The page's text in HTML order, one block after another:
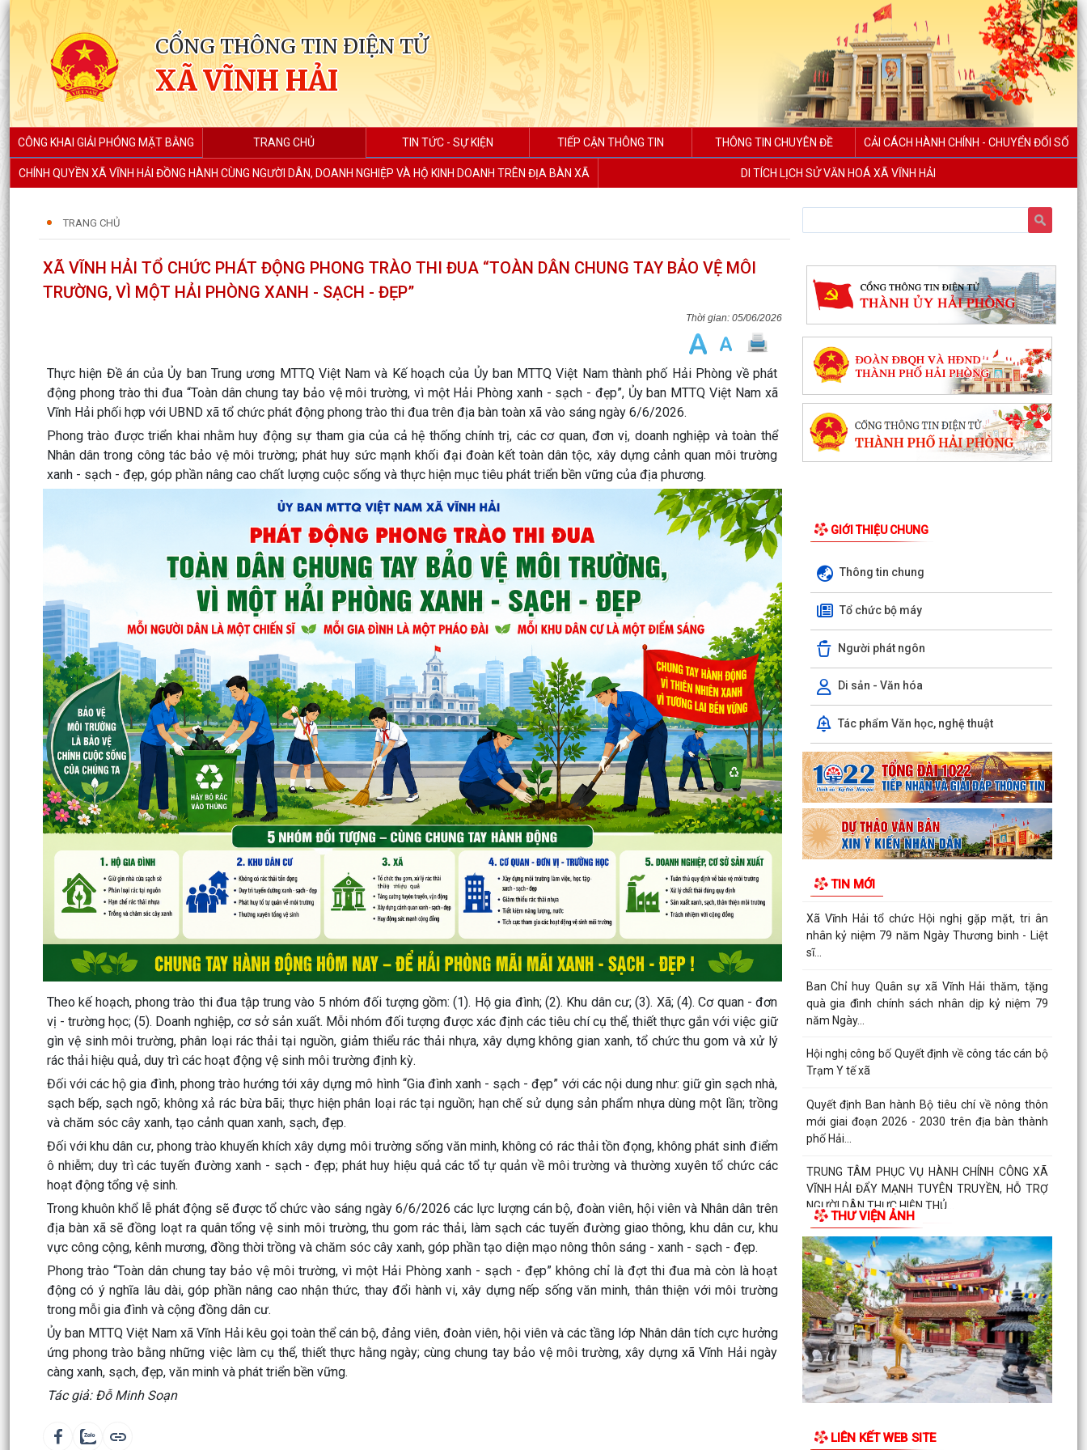
CỔNG THÔNG TIN ĐIỆN TỬ
XÃ VĨNH HẢI
CÔNG KHAI GIẢI PHÓNG MẶT BẰNG TRANG CHỦ TIN TỨC - SỰ KIỆN TIẾP CẬN THÔNG TIN THÔNG TIN CHUYÊN ĐỀ CẢI CÁCH HÀNH CHÍNH - CHUYỂN ĐỔI SỐ
CHÍNH QUYỀN XÃ VĨNH HẢI ĐỒNG HÀNH CÙNG NGƯỜI DÂN, DOANH NGHIỆP VÀ HỘ KINH DOANH TRÊN ĐỊA BÀN XÃ DI TÍCH LỊCH SỬ VĂN HOÁ XÃ VĨNH HẢI
TRANG CHỦ
XÃ VĨNH HẢI TỔ CHỨC PHÁT ĐỘNG PHONG TRÀO THI ĐUA “TOÀN DÂN CHUNG TAY BẢO VỆ MÔI
TRƯỜNG, VÌ MỘT HẢI PHÒNG XANH - SẠCH - ĐẸP”
05/06/2026
Thực hiện Đề án của Ủy ban Trung ương MTTQ Việt Nam và Kế hoạch của Ủy ban MTTQ Việt Nam thành phố Hải Phòng về phát
động phong trào thi đua “Toàn dân chung tay bảo vệ môi trường, vì một Hải Phòng xanh - sạch - đẹp”, Ủy ban MTTQ Việt Nam xã
Vĩnh Hải phối hợp với UBND xã tổ chức phát động phong trào thi đua trên địa bàn toàn xã vào sáng ngày 6/6/2026.
Phong trào được triển khai nhằm huy động sự tham gia của cả hệ thống chính trị, các cơ quan, đơn vị, doanh nghiệp và toàn thể
Nhân dân trong công tác bảo vệ môi trường; phát huy sức mạnh khối đại đoàn kết toàn dân tộc, xây dựng cảnh quan môi trường
xanh - sạch - đẹp, góp phần nâng cao chất lượng cuộc sống và thực hiện mục tiêu phát triển bền vững của địa phương.
Theo kế hoạch, phong trào thi đua tập trung vào 5 nhóm đối tượng gồm: (1). Hộ gia đình; (2). Khu dân cư; (3). Xã; (4). Cơ quan - đơn
vị - trường học; (5). Doanh nghiệp, cơ sở sản xuất. Mỗi nhóm đối tượng được xác định các tiêu chí cụ thể, thiết thực gắn với việc giữ
gìn vệ sinh môi trường, phân loại rác thải tại nguồn, giảm thiểu rác thải nhựa, xây dựng không gian xanh, tổ chức thu gom và xử lý
rác thải hiệu quả, duy trì các hoạt động vệ sinh môi trường định kỳ.
Đối với các hộ gia đình, phong trào hướng tới xây dựng mô hình “Gia đình xanh - sạch - đẹp” với các nội dung như: giữ gìn sạch nhà,
sạch bếp, sạch ngõ; không xả rác bừa bãi; thực hiện phân loại rác tại nguồn; hạn chế sử dụng sản phẩm nhựa dùng một lần; trồng
và chăm sóc cây xanh, tạo cảnh quan xanh, sạch, đẹp.
Đối với khu dân cư, phong trào khuyến khích xây dựng môi trường sống văn minh, không có rác thải tồn đọng, không phát sinh điểm
ô nhiễm; duy trì các tuyến đường xanh - sạch - đẹp; phát huy hiệu quả các tổ tự quản về môi trường và thường xuyên tổ chức các
hoạt động tổng vệ sinh.
Trong khuôn khổ lễ phát động sẽ được tổ chức vào sáng ngày 6/6/2026 các lực lượng cán bộ, đoàn viên, hội viên và Nhân dân trên
địa bàn xã sẽ đồng loạt ra quân tổng vệ sinh môi trường, thu gom rác thải, làm sạch các tuyến đường giao thông, khu dân cư, khu
vực công cộng, kênh mương, đồng thời trồng và chăm sóc cây xanh, góp phần tạo diện mạo nông thôn sáng - xanh - sạch - đẹp.
Phong trào “Toàn dân chung tay bảo vệ môi trường, vì một Hải Phòng xanh - sạch - đẹp” không chỉ là đợt thi đua mà còn là hoạt
động có ý nghĩa lâu dài, góp phần nâng cao nhận thức, thay đổi hành vi, xây dựng nếp sống văn minh, thân thiện với môi trường
trong mỗi gia đình và cộng đồng dân cư.
Ủy ban MTTQ Việt Nam xã Vĩnh Hải kêu gọi toàn thể cán bộ, đảng viên, đoàn viên, hội viên và các tầng lớp Nhân dân tích cực hưởng
ứng phong trào bằng những việc làm cụ thể, thiết thực hằng ngày; cùng chung tay bảo vệ môi trường, xây dựng xã Vĩnh Hải ngày
càng xanh, sạch, đẹp, văn minh và phát triển bền vững.
Tác giả: Đỗ Minh Soạn
GIỚI THIỆU CHUNG
Thông tin chung
Tổ chức bộ máy
Người phát ngôn
Di sản - Văn hóa
Tác phẩm Văn học, nghệ thuật
TIN MỚI
Uỷ ban nhân dân xã Vĩnh Hải tổ chức Lễ chào cờ
và sinh hoạt dưới cờ tuần đầu tháng 8 năm
2026
Xã Vĩnh Hải tổ chức lễ khởi công xây dựng nhà
tình nghĩa tặng gia đình thương binh nhân dịp
kỷ...
Hội liên hiệp phụ nữ xã Vĩnh Hải thăm hỏi, tặng
quà thân nhân gia đình chính sách, người có
công...
Quyết định về việc phê duyệt phương án tái cấu
trúc thủ tục hành chính lĩnh vực trẻ em thuộc
phạm...
Phát huy truyền thống "Uống nước nhớ nguồn",
binh và...
Xã Vĩnh Hải tổ chức Hội nghị gặp mặt, tri ân
nhân kỷ niệm 79 năm Ngày Thương binh - Liệt
sĩ...
Ban Chỉ huy Quân sự xã Vĩnh Hải thăm, tặng
quà gia đình chính sách nhân dịp kỷ niệm 79
năm Ngày...
Hội nghị công bố Quyết định về công tác cán bộ
Trạm Y tế xã
Quyết định Ban hành Bộ tiêu chí về nông thôn
mới giai đoạn 2026 - 2030 trên địa bàn thành
phố Hải...
TRUNG TÂM PHỤC VỤ HÀNH CHÍNH CÔNG XÃ
VĨNH HẢI ĐẨY MẠNH TUYÊN TRUYỀN, HỖ TRỢ
NGƯỜI DÂN THỰC HIỆN THỦ...
Xã Vĩnh Hải tổ chức các đoàn đến thăm, tặng
quà các đồng chí thương binh, bệnh binh và các
gia...
Quyết định về việc công bố Danh mục thủ tục
hành chính mới ban hành, bị bãi bỏ thuộc phạm
vi chức...
Quyết định Ban hành Bộ tiêu chí về nông thôn
mới giai đoạn 2026 - 2030trên địa bàn thành
Xã Vĩnh Hải phối hợp với Hội đồng hương thành
THƯ VIỆN ẢNH
LIÊN KẾT WEB SITE